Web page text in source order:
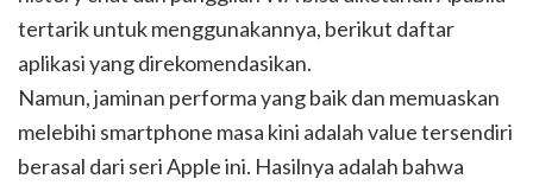
tertarik untuk menggunakannya, berikut daftar
aplikasi yang direkomendasikan.
Namun, jaminan performa yang baik dan memuaskan
melebihi smartphone masa kini adalah value tersendiri
berasal dari seri Apple ini. Hasilnya adalah bahwa